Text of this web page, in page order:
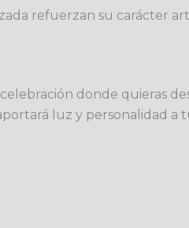
refuerzan su carácter
donde quieras
luz y personalidad a